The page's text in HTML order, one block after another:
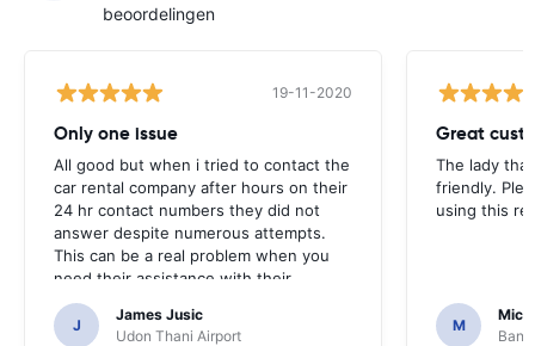
beoordelingen
19-11-2020
Only one issue
All good but when i tried to contact the
car rental company after hours on their
24 hr contact numbers they did not
answer despite numerous attempts.
This can be a real problem when you
need their assistance with their
services or car.
J
James Jusic
Udon Thani Airport
Great
The lady
friendly.
using this
M